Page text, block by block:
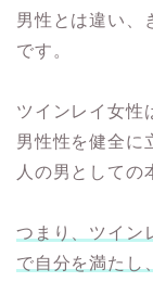
男性とは違い、
です。
ツインレイ女性
男性性を健全に
人の男としての
つまり、ツイン
で自分を満たし